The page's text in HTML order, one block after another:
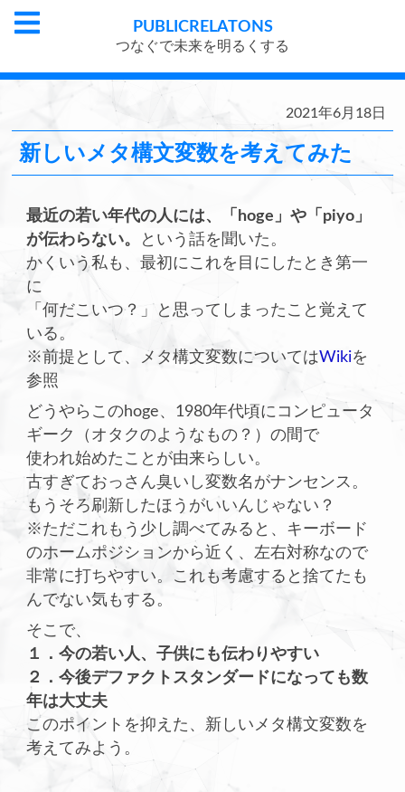
PUBLICRELATONS
つなぐで未来を明るくする
2021年6月18日
新しいメタ構文変数を考えてみた
最近の若い年代の人には、「hoge」や「piyo」
が伝わらない。
という話を聞いた。
かくいう私も、最初にこれを目にしたとき第一
に
「何だこいつ？」と思ってしまったこと覚えて
いる。
※前提として、メタ構文変数についてはWikiを
参照
どうやらこのhoge、1980年代頃にコンピュータ
ギーク（オタクのようなもの？）の間で
使われ始めたことが由来らしい。
古すぎておっさん臭いし変数名がナンセンス。
もうそろ刷新したほうがいいんじゃない？
※ただこれもう少し調べてみると、キーボード
のホームポジションから近く、左右対称なので
非常に打ちやすい。これも考慮すると捨てたも
んでない気もする。
そこで、
１．今の若い人、子供にも伝わりやすい
２．今後デファクトスタンダードになっても数
年は大丈夫
このポイントを抑えた、新しいメタ構文変数を
考えてみよう。